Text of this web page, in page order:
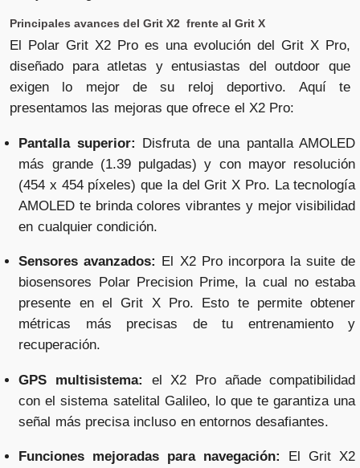
Principales avances del Grit X2 frente al Grit X
El Polar Grit X2 Pro es una evolución del Grit X Pro,
diseñado para atletas y entusiastas del outdoor que
exigen lo mejor de su reloj deportivo. Aquí te
presentamos las mejoras que ofrece el X2 Pro:
Pantalla superior: Disfruta de una pantalla AMOLED
más grande (1.39 pulgadas) y con mayor resolución
(454 x 454 píxeles) que la del Grit X Pro. La tecnología
AMOLED te brinda colores vibrantes y mejor visibilidad
en cualquier condición.
Sensores avanzados: El X2 Pro incorpora la suite de
biosensores Polar Precision Prime, la cual no estaba
presente en el Grit X Pro. Esto te permite obtener
métricas más precisas de tu entrenamiento y
recuperación.
GPS multisistema: el X2 Pro añade compatibilidad
con el sistema satelital Galileo, lo que te garantiza una
señal más precisa incluso en entornos desafiantes.
Funciones mejoradas para navegación:
El Grit X2